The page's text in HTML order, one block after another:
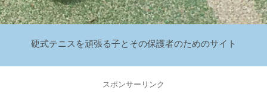
硬式テニスを頑張る子とその保護者のためのサイト
スポンサーリンク